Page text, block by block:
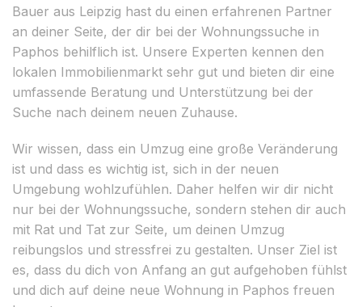
Bauer aus Leipzig hast du einen erfahrenen Partner
an deiner Seite, der dir bei der Wohnungssuche in
Paphos behilflich ist. Unsere Experten kennen den
lokalen Immobilienmarkt sehr gut und bieten dir eine
umfassende Beratung und Unterstützung bei der
Suche nach deinem neuen Zuhause.
Wir wissen, dass ein Umzug eine große Veränderung
ist und dass es wichtig ist, sich in der neuen
Umgebung wohlzufühlen. Daher helfen wir dir nicht
nur bei der Wohnungssuche, sondern stehen dir auch
mit Rat und Tat zur Seite, um deinen Umzug
reibungslos und stressfrei zu gestalten. Unser Ziel ist
es, dass du dich von Anfang an gut aufgehoben fühlst
und dich auf deine neue Wohnung in Paphos freuen